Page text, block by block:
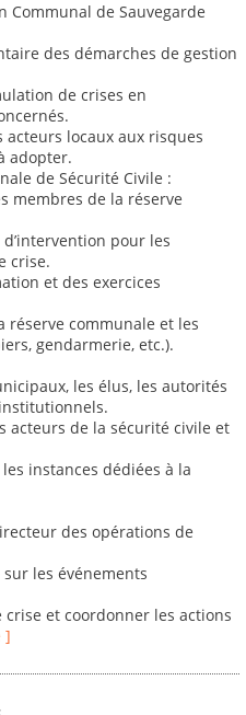
Communal de Sauvegarde
des démarches de gestion
de crises en
locaux aux risques
adopter.
de Sécurité Civile :
membres de la réserve
pour les
crise.
et des exercices
communale et les
gendarmerie, etc.).
les élus, les autorités
acteurs de la sécurité civile et
instances dédiées à la
des opérations de
les événements
et coordonner les actions
]